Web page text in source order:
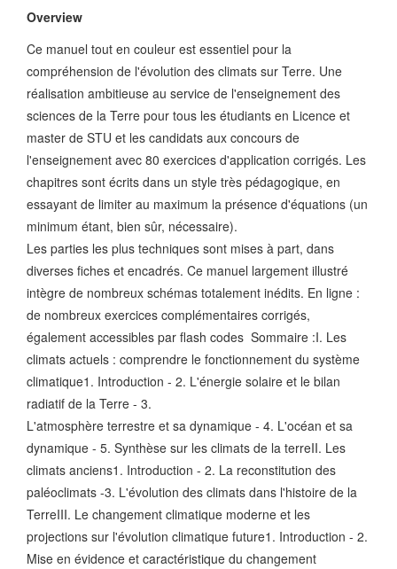
Overview
Ce manuel tout en couleur est essentiel pour la
compréhension de l'évolution des climats sur Terre. Une
réalisation ambitieuse au service de l'enseignement des
sciences de la Terre pour tous les étudiants en Licence et
master de STU et les candidats aux concours de
l'enseignement avec 80 exercices d'application corrigés. Les
chapitres sont écrits dans un style très pédagogique, en
essayant de limiter au maximum la présence d'équations (un
minimum étant, bien sûr, nécessaire).
Les parties les plus techniques sont mises à part, dans
diverses fiches et encadrés. Ce manuel largement illustré
intègre de nombreux schémas totalement inédits. En ligne :
de nombreux exercices complémentaires corrigés,
également accessibles par flash codes Sommaire :I. Les
climats actuels : comprendre le fonctionnement du système
climatique1. Introduction - 2. L'énergie solaire et le bilan
radiatif de la Terre - 3.
L'atmosphère terrestre et sa dynamique - 4. L'océan et sa
dynamique - 5. Synthèse sur les climats de la terreII. Les
climats anciens1. Introduction - 2. La reconstitution des
paléoclimats -3. L'évolution des climats dans l'histoire de la
TerreIII. Le changement climatique moderne et les
projections sur l'évolution climatique future1. Introduction - 2.
Mise en évidence et caractéristique du changement